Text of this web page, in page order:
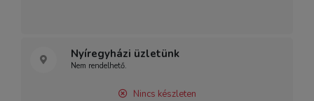
Nyíregyházi üzletünk
Nem rendelhető.
Nincs készleten